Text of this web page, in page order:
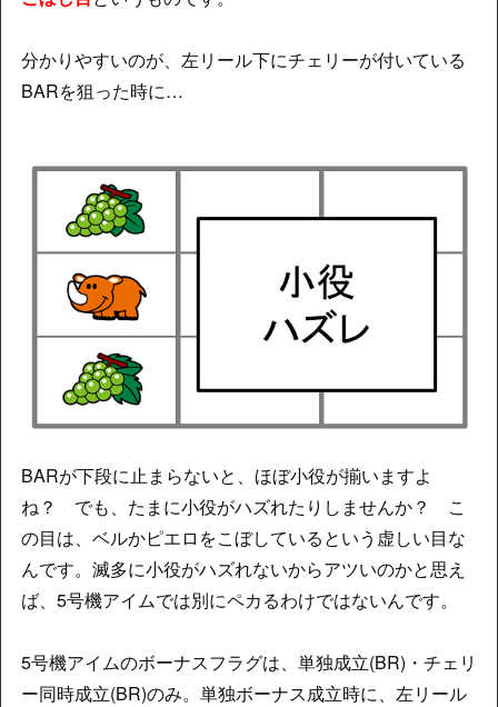
分かりやすいのが、左リール下にチェリーが付いている
BARを狙った時に…
BARが下段に止まらないと、ほぼ小役が揃いますよ
ね？ でも、たまに小役がハズれたりしませんか？ こ
の目は、ベルかピエロをこぼしているという虚しい目な
んです。滅多に小役がハズれないからアツいのかと思え
ば、5号機アイムでは別にペカるわけではないんです。
5号機アイムのボーナスフラグは、単独成立(BR)・チェリ
ー同時成立(BR)のみ。単独ボーナス成立時に、左リール